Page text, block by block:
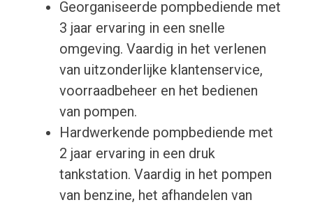
Georganiseerde pompbediende met
3 jaar ervaring in een snelle
omgeving. Vaardig in het verlenen
van uitzonderlijke klantenservice,
voorraadbeheer en het bedienen
van pompen.
Hardwerkende pompbediende met
2 jaar ervaring in een druk
tankstation. Vaardig in het pompen
van benzine, het afhandelen van